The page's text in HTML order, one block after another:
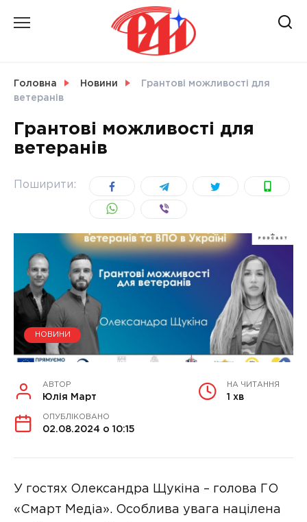
УКРАЇНА
Головна Новини
Грантові можливості для
ветеранів
Грантові можливості для
ветеранів
Поширити:
НОВИНИ
АВТОР
Юлія Март
НА ЧИТАННЯ
1 хв
ОПУБЛІКОВАНО
02.08.2024 о 10:15
У гостях Олександра Щукіна – голова ГО
«Смарт Медіа». Особлива увага націлена